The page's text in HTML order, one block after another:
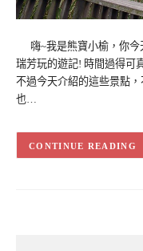
嗨~我是熊寶小榆，你今
瑞芳玩的遊記! 時間過得可
不過今天介紹的這些景點
也…
CONTINUE READING